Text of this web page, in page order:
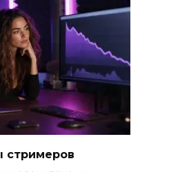
стримеров